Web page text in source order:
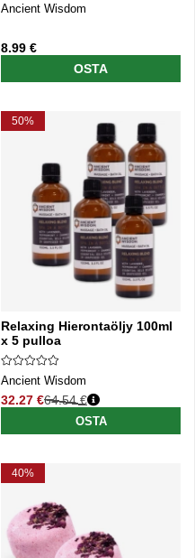
Ancient Wisdom
8.99 €
OSTA
50%
Relaxing Hierontaöljy 100ml
x 5 pulloa
Ancient Wisdom
32.27 €
Normaali hinta
64.54 €
OSTA
40%